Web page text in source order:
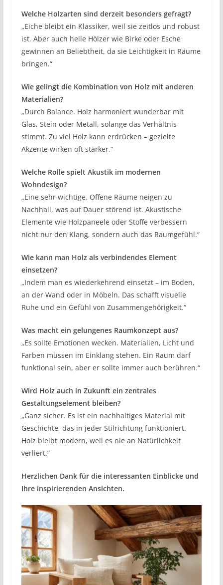
Welche Holzarten sind derzeit besonders gefragt?
„Eiche bleibt ein Klassiker, weil sie zeitlos und robust
ist. Aber auch helle Hölzer wie Birke oder Esche
gewinnen an Beliebtheit, da sie Leichtigkeit in Räume
bringen.“
Wie gelingt die Kombination von Holz mit anderen
Materialien?
„Durch Balance. Holz harmoniert wunderbar mit
Glas, Stein oder Metall, solange das Verhältnis
stimmt. Zu viel Holz kann erdrücken – gezielte
Akzente wirken oft stärker.“
Welche Rolle spielt Akustik im modernen
Wohndesign?
„Eine sehr wichtige. Offene Räume neigen zu
Nachhall, was auf Dauer störend ist. Akustische
Elemente wie Holzpaneele oder Stoffe verbessern
nicht nur den Klang, sondern auch das Raumgefühl.“
Wie kann man Holz als verbindendes Element
einsetzen?
„Indem man es wiederkehrend einsetzt – im Boden,
an der Wand oder in Möbeln. Das schafft visuelle
Ruhe und ein Gefühl von Zusammengehörigkeit.“
Was macht ein gelungenes Raumkonzept aus?
„Es sollte Emotionen wecken. Materialien, Licht und
Farben müssen im Einklang stehen. Ein Raum darf
funktional sein, aber er sollte immer auch berühren.“
Wird Holz auch in Zukunft ein zentrales
Gestaltungselement bleiben?
„Ganz sicher. Es ist ein nachhaltiges Material mit
Geschichte, das in jeder Stilrichtung funktioniert.
Holz bleibt modern, weil es nie an Natürlichkeit
verliert.“
Herzlichen Dank für die interessanten Einblicke und
Ihre inspirierenden Ansichten.